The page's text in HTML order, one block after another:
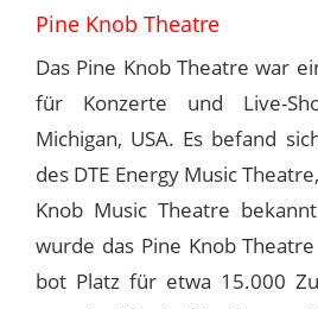
Pine Knob Theatre
Das Pine Knob Theatre war
für Konzerte und Live-
Michigan, USA. Es befand
des DTE Energy Music
Knob Music Theatre
wurde das Pine Knob
bot Platz für etwa 15.000